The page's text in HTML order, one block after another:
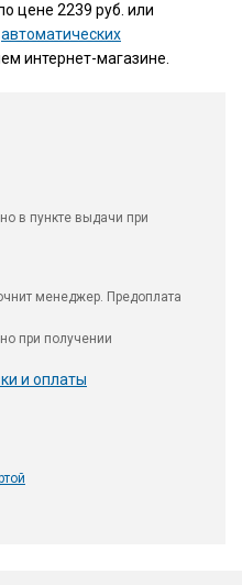
цене 2239 руб. или
автоматических
интернет-магазине.
в пункте выдачи при
менеджер. Предоплата
при получении
и оплаты